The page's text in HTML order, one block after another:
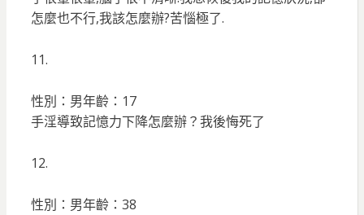
怎麼也不行,我該怎麼辦?苦惱極了.
11.
性別：男年齡：17
手淫導致記憶力下降怎麼辦？我後悔死了
12.
性別：男年齡：38